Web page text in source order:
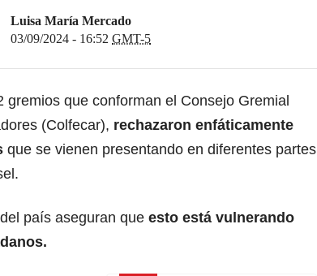
Luisa María Mercado
03/09/2024 - 16:52 GMT-5
gremios que conforman el Consejo Gremial
(Colfecar), rechazaron enfáticamente
que se vienen presentando en diferentes partes
país aseguran que esto está vulnerando